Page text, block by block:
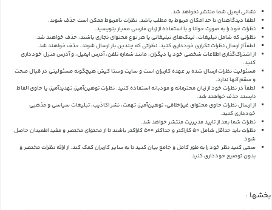
نشانی ایمیل شما منتشر نخواهد شد.
لطفا دیدگاهتان تا حد امکان مربوط به مطلب باشد. نظرات نامربوط ممکن است حذف شوند.
نظرات خود را به صورت خوانا و با استفاده از زبان فارسی معیار بنویسید.
نظراتی که شامل تبلیغات، لینک‌های تبلیغاتی یا هر نوع محتوای تجاری باشند، حذف خواهند شد.
لطفاً از ارسال نظرات تکراری خودداری کنید. نظراتی که چندین بار ارسال شوند، حذف خواهند شد.
از اشتراک‌گذاری اطلاعات شخصی خود یا دیگران، مانند شماره تلفن، آدرس ایمیل، و آدرس منزل خودداری
کنید.
مسئولیت نظرات ارسال شده بر عهده کاربران است و سایت وستا کیش هیچگونه مسئولیتی در قبال صحت
و سقم آنها ندارد.
لطفاً در نظرات خود از زبان محترمانه و مودبانه استفاده کنید. نظرات توهین‌آمیز، تهدیدآمیز، یا حاوی الفاظ
ناپسند حذف خواهند شد.
از ارسال نظرات حاوی محتوای غیراخلاقی، توهین‌آمیز، تهمت، نشر اکاذیب، تبلیغات سیاسی و مذهبی
خودداری کنید.
نظرات شما بعد از تایید مدیریت منتشر خواهد شد.
نظرات باید حداقل شامل 50 کاراکتر و حداکثر 500 کاراکتر باشند تا از محتوای مختصر و مفید اطمینان حاصل
شود.
سعی کنید نظر خود را به طور کامل و جامع بیان کنید تا به سایر کاربران کمک کند.از ارائه نظرات مختصر و
بدون توضیح خودداری کنید.
بخشها :